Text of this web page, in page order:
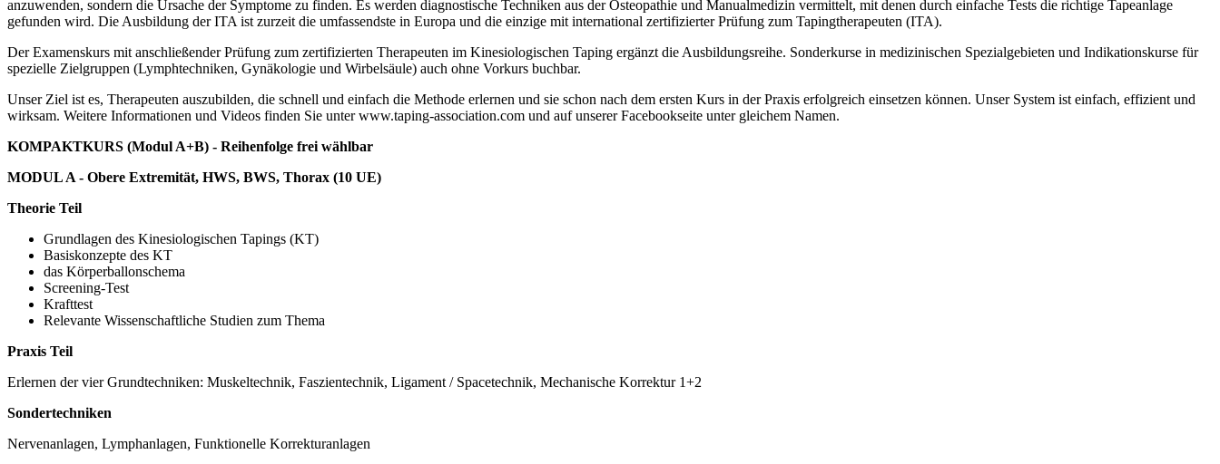
anzuwenden, sondern die Ursache der Symptome zu finden. Es werden diagnostische Techniken aus der Osteopathie und Manualmedizin vermittelt, mit denen durch einfache Tests die richtige Tapeanlage
gefunden wird. Die Ausbildung der ITA ist zurzeit die umfassendste in Europa und die einzige mit international zertifizierter Prüfung zum Tapingtherapeuten (ITA).
Der Examenskurs mit anschließender Prüfung zum zertifizierten Therapeuten im Kinesiologischen Taping ergänzt die Ausbildungsreihe. Sonderkurse in medizinischen Spezialgebieten und Indikationskurse für
spezielle Zielgruppen (Lymphtechniken, Gynäkologie und Wirbelsäule) auch ohne Vorkurs buchbar.
Unser Ziel ist es, Therapeuten auszubilden, die schnell und einfach die Methode erlernen und sie schon nach dem ersten Kurs in der Praxis erfolgreich einsetzen können. Unser System ist einfach, effizient und
wirksam. Weitere Informationen und Videos finden Sie unter www.taping-association.com und auf unserer Facebookseite unter gleichem Namen.
KOMPAKTKURS (Modul A+B) - Reihenfolge frei wählbar
MODUL A - Obere Extremität, HWS, BWS, Thorax (10 UE)
Theorie Teil
Grundlagen des Kinesiologischen Tapings (KT)
Basiskonzepte des KT
das Körperballonschema
Screening-Test
Krafttest
Relevante Wissenschaftliche Studien zum Thema
Praxis Teil
Erlernen der vier Grundtechniken: Muskeltechnik, Faszientechnik, Ligament / Spacetechnik, Mechanische Korrektur 1+2
Sondertechniken
Nervenanlagen, Lymphanlagen, Funktionelle Korrekturanlagen